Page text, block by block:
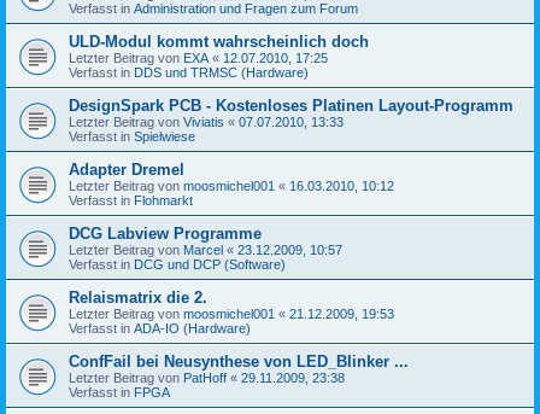
Verfasst in Administration und Fragen zum Forum
ULD-Modul kommt wahrscheinlich doch
Letzter Beitrag von EXA « 12.07.2010, 17:25
Verfasst in DDS und TRMSC (Hardware)
DesignSpark PCB - Kostenloses Platinen Layout-Programm
Letzter Beitrag von Viviatis « 07.07.2010, 13:33
Verfasst in Spielwiese
Adapter Dremel
Letzter Beitrag von moosmichel001 « 16.03.2010, 10:12
Verfasst in Flohmarkt
DCG Labview Programme
Letzter Beitrag von Marcel « 23.12.2009, 10:57
Verfasst in DCG und DCP (Software)
Relaismatrix die 2.
Letzter Beitrag von moosmichel001 « 21.12.2009, 19:53
Verfasst in ADA-IO (Hardware)
ConfFail bei Neusynthese von LED_Blinker ...
Letzter Beitrag von PatHoff « 29.11.2009, 23:38
Verfasst in FPGA